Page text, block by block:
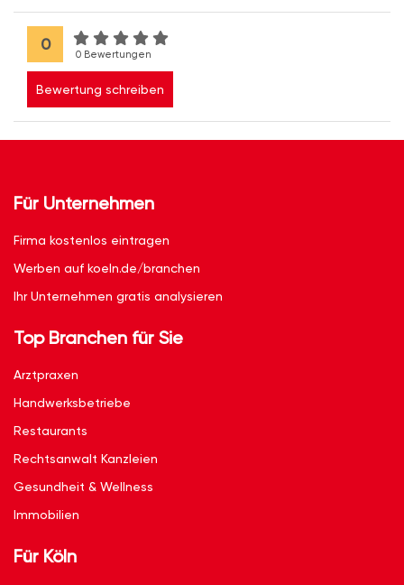
0
0 Bewertungen
Bewertung schreiben
Für Unternehmen
Firma kostenlos eintragen
Werben auf koeln.de/branchen
Ihr Unternehmen gratis analysieren
Top Branchen für Sie
Arztpraxen
Handwerksbetriebe
Restaurants
Rechtsanwalt Kanzleien
Gesundheit & Wellness
Immobilien
Für Köln